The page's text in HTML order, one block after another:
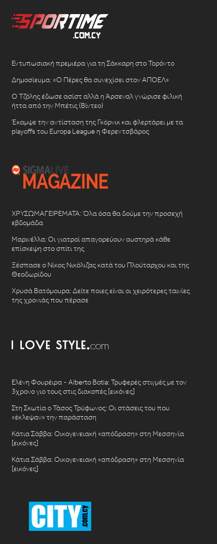
Εντυπωσιακή πρεμιέρα για τη Σάκκαρη στο Τορόντο
Δημοσίευμα: «Ο Πέρες θα συνεχίσει στον ΑΠΟΕΛ»
Ο Τζόλης έδωσε ασίστ αλλά η Άρσεναλ γνώρισε φιλική
ήττα από την Μπέτις (Βίντεο)
Έκαμψε την αντίσταση της Γκόρνικ και φλερτάρει με τα
playoffs του Europa League η Φερεντσβάρος
ΧΡΥΣΩΜΑΓΕΙΡΕΜΑΤΑ: Όλα όσα θα δούμε την προσεχή
εβδομάδα
Μαρινέλλα: Οι γιατροί απαγορεύουν αυστηρά κάθε
επίσκεψη στο σπίτι της
Ξέσπασε ο Νίκος Νικόλιζας κατά του Πλούταρχου και της
Θεοδωρίδου
Χρυσά Βατόμουρα: Δείτε ποιες είναι οι χειρότερες ταινίες
της χρονιάς που πέρασε
Ελένη Φουρέιρα - Alberto Botia: Τρυφερές στιγμές με τον
3χρονο γιο τους στις διακοπές [εικόνες]
Στη Σκωτία ο Τάσος Τρύφωνος: Οι στάσεις του που
«έκλεψαν» την παράσταση
Κάτια Σάββα: Οικογενειακή «απόδραση» στη Μεσσηνία
[εικόνες]
Κάτια Σάββα: Οικογενειακή «απόδραση» στη Μεσσηνία
[εικόνες]